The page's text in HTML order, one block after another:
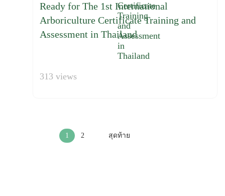
Ready for The 1st International
Arboriculture Certificate Training and
Assessment in Thailand
313 views
1 2 สุดท้าย